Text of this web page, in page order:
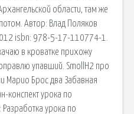
области, там же
Автор: Влад Поляков
isbn: 978-5-17-110774-1.
в кроватке прихожу
упавший. SmollH2 про
Марио Брос два Забавная
конспект урока по
Разработка урока по